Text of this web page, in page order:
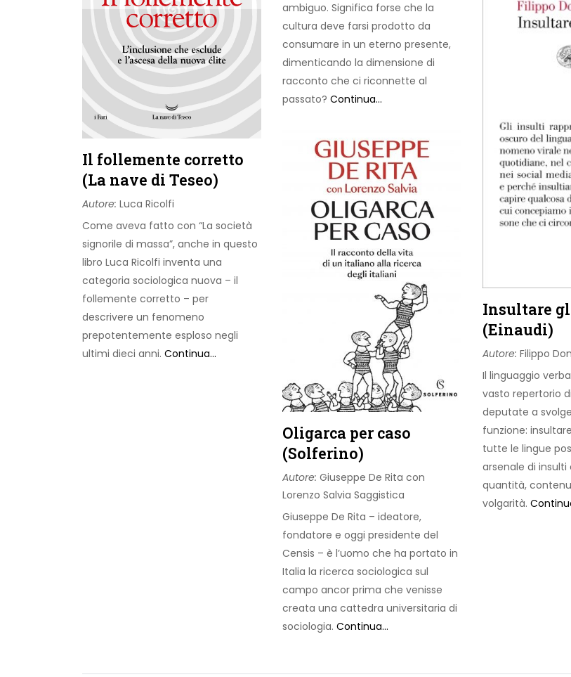
ambiguo. Significa forse che la
cultura deve farsi prodotto da
consumare in un eterno presente,
dimenticando la dimensione di
racconto che ci riconnette al
passato? Continua...
Il follemente corretto
(La nave di Teseo)
Autore: Luca Ricolfi
Come aveva fatto con “La società
signorile di massa”, anche in questo
libro Luca Ricolfi inventa una
categoria sociologica nuova – il
follemente corretto – per
descrivere un fenomeno
prepotentemente esploso negli
ultimi dieci anni. Continua...
Insultare
(Einaudi)
Autore: Filippo
Il linguaggio
vasto repertorio
deputate a
funzione:
tutte le lingue
arsenale di
quantità,
volgarità.
Oligarca per caso
(Solferino)
Autore: Giuseppe De Rita con
Lorenzo Salvia Saggistica
Giuseppe De Rita – ideatore,
fondatore e oggi presidente del
Censis – è l’uomo che ha portato in
Italia la ricerca sociologica sul
campo ancor prima che venisse
creata una cattedra universitaria di
sociologia. Continua...